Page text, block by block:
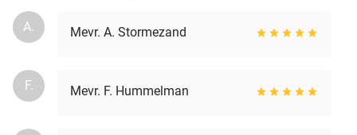
A. Mevr. A. Stormezand
F. Mevr. F. Hummelman